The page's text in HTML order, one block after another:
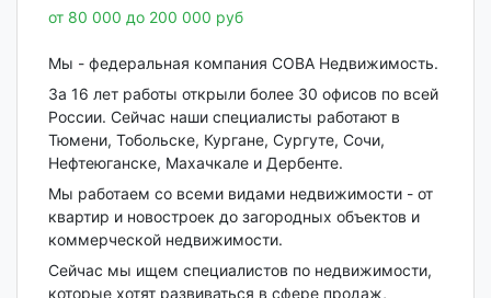
от 80 000 до 200 000 руб
Мы - федеральная компания СОВА Недвижимость.
За 16 лет работы открыли более 30 офисов по всей
России. Сейчас наши специалисты работают в
Тюмени, Тобольске, Кургане, Сургуте, Сочи,
Нефтеюганске, Махачкале и Дербенте.
Мы работаем со всеми видами недвижимости - от
квартир и новостроек до загородных объектов и
коммерческой недвижимости.
Сейчас мы ищем специалистов по недвижимости,
которые хотят развиваться в сфере продаж,